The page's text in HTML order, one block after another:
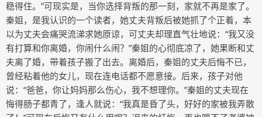
稳得住。”可现实是，当你选择背叛的那一刻，家就不再是家了。
秦姐，是我认识的一个读者，她丈夫背叛后被她抓了个正着，本
以为丈夫会痛哭流涕求她原谅，可丈夫却理直气壮地说：“我又没
有打算和你离婚，你闹什么闹？”秦姐的心彻底凉了，她果断和丈
夫离了婚，带着孩子搬了出去。离婚后，秦姐的丈夫后悔不已，
曾经粘着他的女儿，现在连电话都不愿意接。后来，孩子对他
说：“爸爸，你让妈妈那么伤心，我不想理你。”秦姐的丈夫现在
悔得肠子都青了，逢人就说：“我真是昏了头，好好的家被我弄散